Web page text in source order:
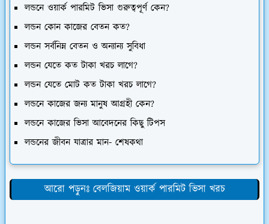
লন্ডনে ওয়ার্ক পারমিট ভিসা গুরুত্বপূর্ণ কেন?
লন্ডন কোন কাজের বেতন কত?
লন্ডন সর্বনিম্ন বেতন ও অন্যান্য সুবিধা
লন্ডন যেতে কত টাকা খরচ লাগে?
লন্ডন যেতে মোট কত টাকা খরচ লাগে?
লন্ডনে কাজের জন্য মানুষ আগ্রহী কেন?
লন্ডনে কাজের ভিসা আবেদনের কিছু টিপস
লন্ডনের জীবন যাত্রার মান- শেষকথা
আরো পড়ুনঃ বেলজিয়াম ওয়ার্ক পারমিট ভিসা খরচ